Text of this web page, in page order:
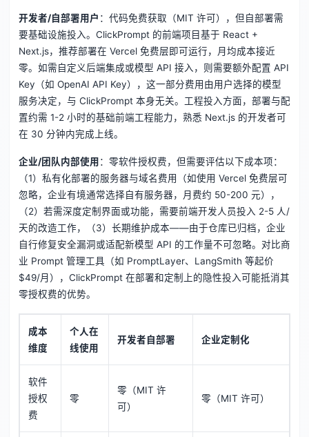
开发者/自部署用户 ：代码免费获取（MIT 许可），但自部署需
要基础设施投入。ClickPrompt 的前端项目基于 React +
Next.js，推荐部署在 Vercel 免费层即可运行，月均成本接近
零。如需自定义后端集成或模型 API 接入，则需要额外配置 API
Key（如 OpenAI API Key），这一部分费用由用户选择的模型
服务决定，与 ClickPrompt 本身无关。工程投入方面，部署与配
置约需 1-2 小时的基础前端工程能力，熟悉 Next.js 的开发者可
在 30 分钟内完成上线。
企业/团队内部使用 ：零软件授权费，但需要评估以下成本项：
（1）私有化部署的服务器与域名费用（如使用 Vercel 免费层可
忽略，企业有境通常选择自有服务器，月费约 50-200 元），
（2）若需深度定制界面或功能，需要前端开发人员投入 2-5 人/
天的改造工作，（3）长期维护成本——由于仓库已归档，企业
自行修复安全漏洞或适配新模型 API 的工作量不可忽略。对比商
业 Prompt 管理工具（如 PromptLayer、LangSmith 等起价
$49/月），ClickPrompt 在部署和定制上的隐性投入可能抵消其
零授权费的优势。
成本
维度
个人在
线使用
开发者自部署 企业定制化
软件
授权
费
零
零（MIT 许
可）
零（MIT 许可）